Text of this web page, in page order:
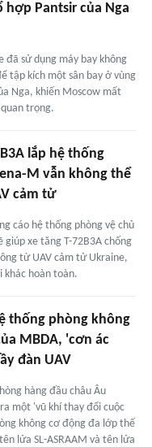
hợp Pantsir của Nga
đã sử dụng máy bay không
tập kích một sân bay ở vùng
Nga, khiến Moscow mất
trọng.
lắp hệ thống
M vẫn không thể
cảm tử
cáo hệ thống phòng vệ chủ
giúp xe tăng T-72B3A chống
từ UAV cảm tử Ukraine,
khác hoàn toàn.
thống phòng không
MBDA, 'cơn ác
đàn UAV
hàng đầu châu Âu
một 'vũ khí thay đổi cuộc
không cơ động đa lớp thế
lửa SL-ASRAAM và tên lửa